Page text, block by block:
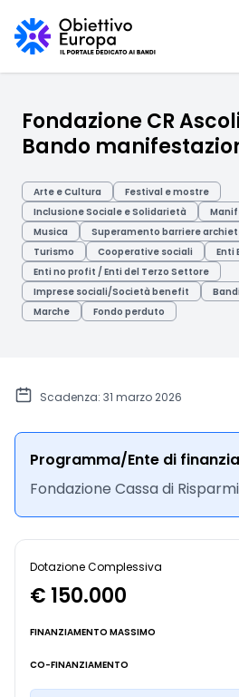
Fondazione CR
Bando
Arte e Cultura
Festival e mostre
Inclusione Sociale e Solidarietà
Musica
Superamento barriere
Turismo
Cooperative sociali
Enti
Enti no profit / Enti del Terzo Settore
Imprese sociali/Società benefit
Marche
Fondo perduto
Scadenza: 31 marzo 2026
Programma/Ente di
Fondazione Cassa di
Dotazione Complessiva
€ 150.000
FINANZIAMENTO MASSIMO
CO-FINANZIAMENTO